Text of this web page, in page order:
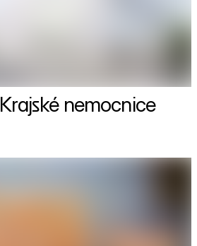
nemocnice